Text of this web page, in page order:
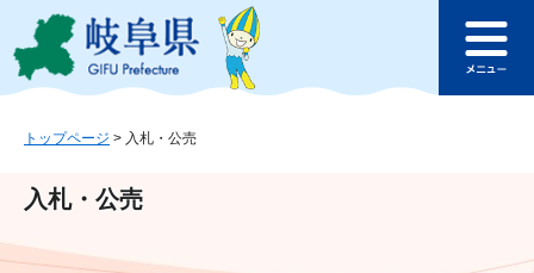
ジ
ュ
文
このページの本文へ
ュ
トップページ > 入札・公売
入札・公売